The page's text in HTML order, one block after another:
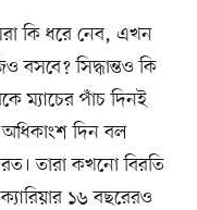
কি ধরে নেব, এখন
বসবে? সিদ্ধান্তও কি
ম্যাচের পাঁচ দিনই
অধিকাংশ দিন বল
তারা কখনো বিরতি
১৬ বছরেরও